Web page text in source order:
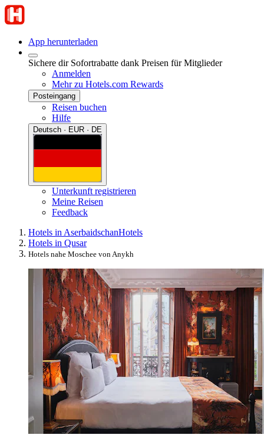
App herunterladen
Sichere dir Sofortrabatte dank Preisen für Mitglieder
Anmelden
Mehr zu Hotels.com Rewards
Posteingang
Reisen buchen
Hilfe
Deutsch · EUR · DE
Unterkunft registrieren
Meine Reisen
Feedback
Hotels in AserbaidschanHotels
Hotels in Qusar
Hotels nahe Moschee von Anykh